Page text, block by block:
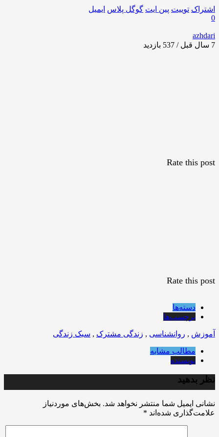
اشتراک توییت پین ایت گوگل‌ پلاس ایمیل
0
azhdari
7 سال قبل / 537
بازدید
Rate this post
Rate this post
دسته‌ها
برچسب‌ها
آموزش , روانشناسی , زندگی مشترک , سبک زندگی
مطالب مشابه
نویسنده
نظر بدهید
نشانی ایمیل شما منتشر نخواهد شد. بخش‌های موردنیاز
علامت‌گذاری شده‌اند *